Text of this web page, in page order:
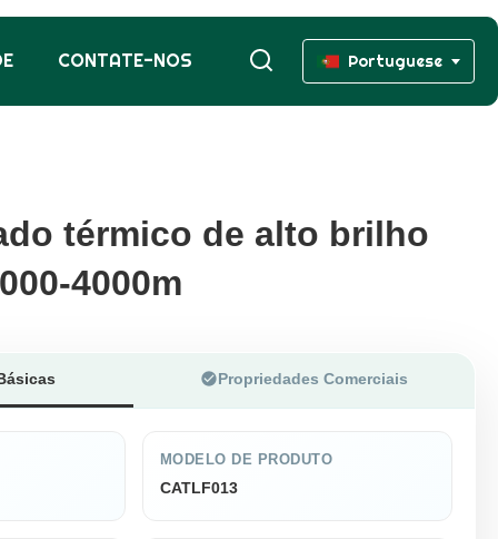
CONTATE-NOS Portuguese
térmico de alto brilho
4000m
térmico de alto brilho
4000m
Propriedades Comerciais
MODELO DE PRODUTO
CATLF013